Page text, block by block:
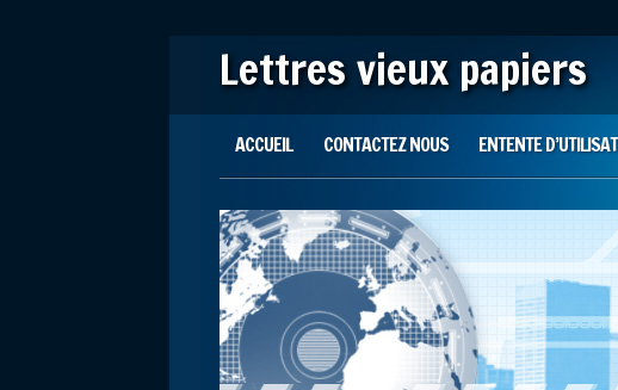
Lettres vieux papiers
Main menu
ACCUEIL CONTACTEZ NOUS ENTENTE